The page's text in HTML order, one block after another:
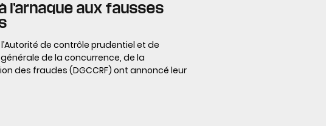
l’arnaque aux fausses
de contrôle prudentiel et de
de la concurrence, de la
des fraudes (DGCCRF) ont annoncé leur